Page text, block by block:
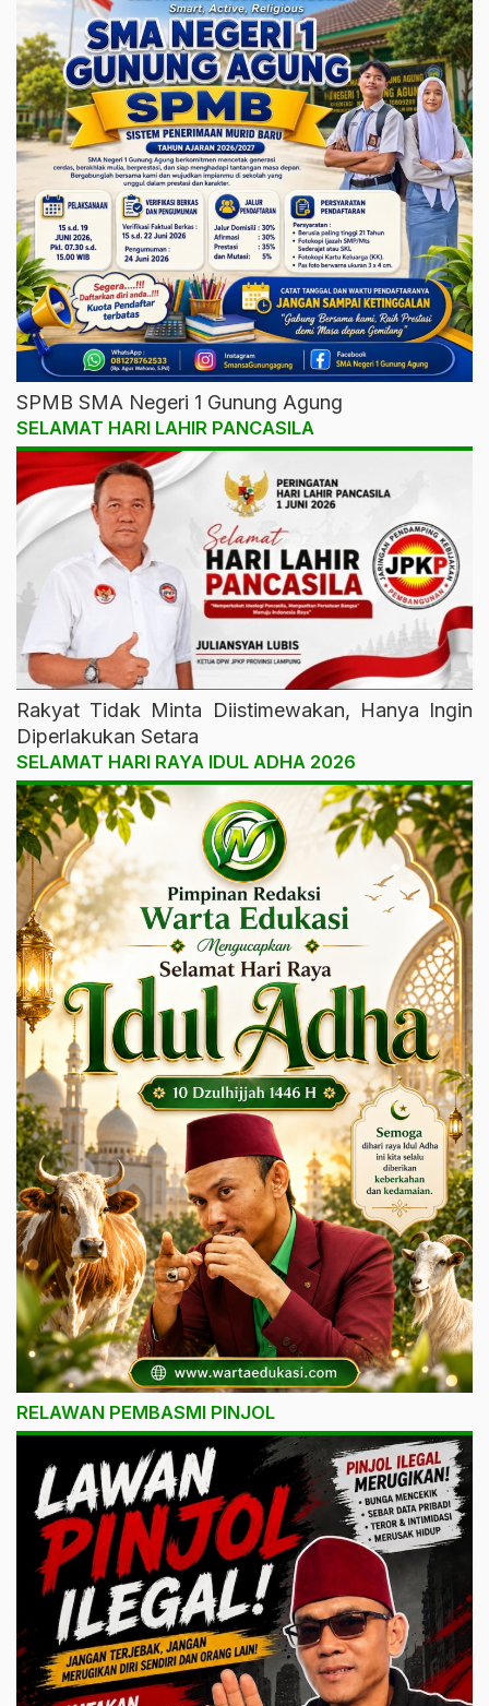
SPMB SMA Negeri 1 Gunung Agung
SELAMAT HARI LAHIR PANCASILA
Rakyat Tidak Minta Diistimewakan, Hanya Ingin
Diperlakukan Setara
SELAMAT HARI RAYA IDUL ADHA 2026
RELAWAN PEMBASMI PINJOL